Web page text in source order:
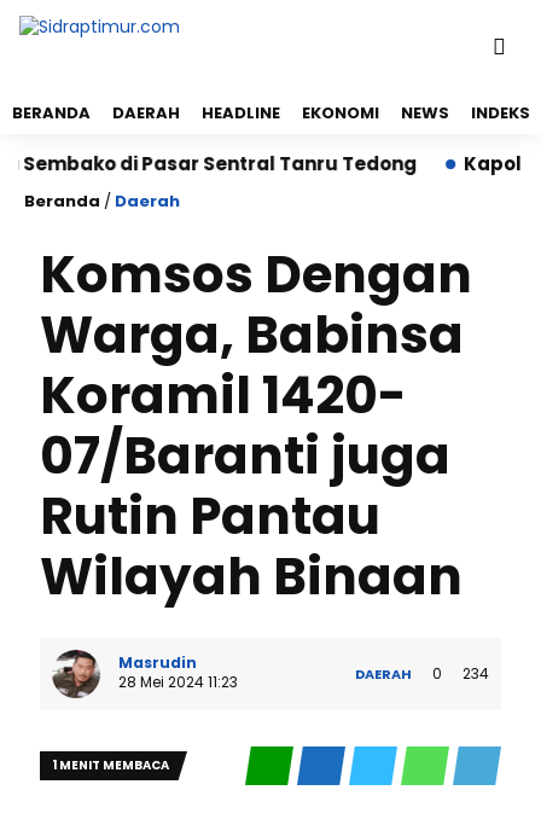
BERANDA DAERAH HEADLINE EKONOMI NEWS INDEKS
di Pasar Sentral Tanru Tedong Kapolres
Beranda / Daerah
Komsos Dengan
Warga, Babinsa
Koramil 1420-
07/Baranti juga
Rutin Pantau
Wilayah Binaan
Masrudin
28 Mei 2024 11:23
DAERAH 0 234
1 MENIT MEMBACA